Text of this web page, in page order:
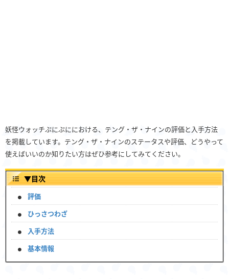
妖怪ウォッチぷにぷににおける、テング・ザ・ナインの評価と入手方法
を掲載しています。テング・ザ・ナインのステータスや評価、どうやって
使えばいいのか知りたい方はぜひ参考にしてみてください。
▼目次
評価
ひっさつわざ
入手方法
基本情報